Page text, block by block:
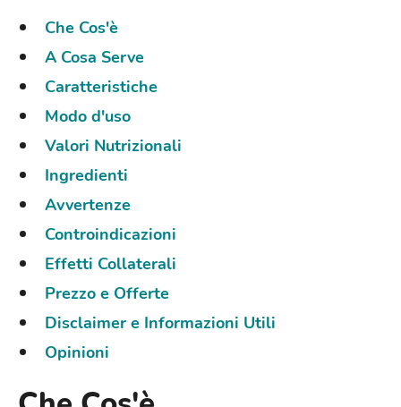
Che Cos'è
A Cosa Serve
Caratteristiche
Modo d'uso
Valori Nutrizionali
Ingredienti
Avvertenze
Controindicazioni
Effetti Collaterali
Prezzo e Offerte
Disclaimer e Informazioni Utili
Opinioni